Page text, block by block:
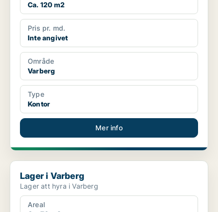
Ca. 120 m2
Pris pr. md.
Inte angivet
Område
Varberg
Type
Kontor
Mer info
Lager i Varberg
Lager i Varberg
Lager att hyra i Varberg
Areal